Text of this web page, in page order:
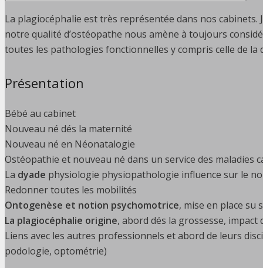
La plagiocéphalie est très représentée dans nos cabinets.
notre qualité d’ostéopathe nous amène à toujours
toutes les pathologies fonctionnelles y compris celle de la
Présentation
Bébé au cabinet
Nouveau né dés la maternité
Nouveau né en Néonatalogie
Ostéopathie et nouveau né dans un service des maladies
La dyade physiologie physiopathologie influence sur le
Redonner toutes les mobilités
Ontogenèse et notion psychomotrice, mise en place su
La plagiocéphalie origine, abord dés la grossesse,
Liens avec les autres professionnels et abord de leurs
podologie, optométrie)